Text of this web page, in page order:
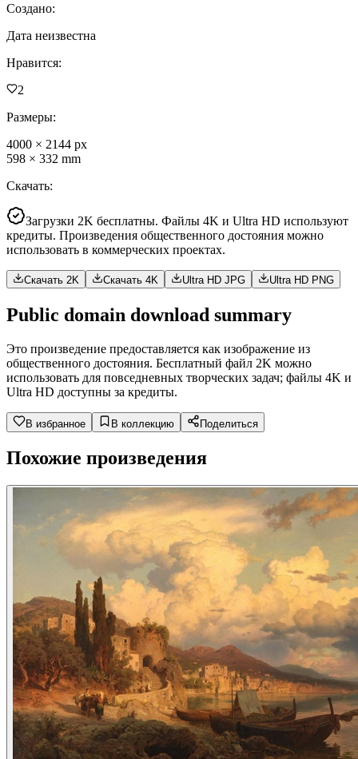
Создано:
Дата неизвестна
Нравится:
2
Размеры:
4000 × 2144 px
598 × 332 mm
Скачать:
Загрузки 2K бесплатны. Файлы 4K и Ultra HD используют
кредиты. Произведения общественного достояния можно
использовать в коммерческих проектах.
Скачать 2K Скачать 4K Ultra HD JPG Ultra HD PNG
Public domain download summary
Это произведение предоставляется как изображение из
общественного достояния. Бесплатный файл 2K можно
использовать для повседневных творческих задач; файлы 4K и
Ultra HD доступны за кредиты.
В избранное В коллекцию Поделиться
Похожие произведения